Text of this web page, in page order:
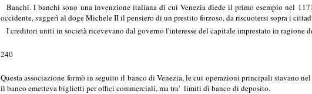
Banchi. I banchi sono una invenzione italiana di cui Venezia diede il primo esempio nel
occidente, suggerì al doge Michele II il pensiero di un prestito forzoso, da riscuotersi sopra i
I creditori uniti in società ricevevano dal governo l'interesse del capitale imprestato in ragione
240
Questa associazione formò in seguito il banco di Venezia, le cui operazioni principali stavano
il banco emetteva biglietti per offici commerciali, ma tra' limiti di banco di deposito.